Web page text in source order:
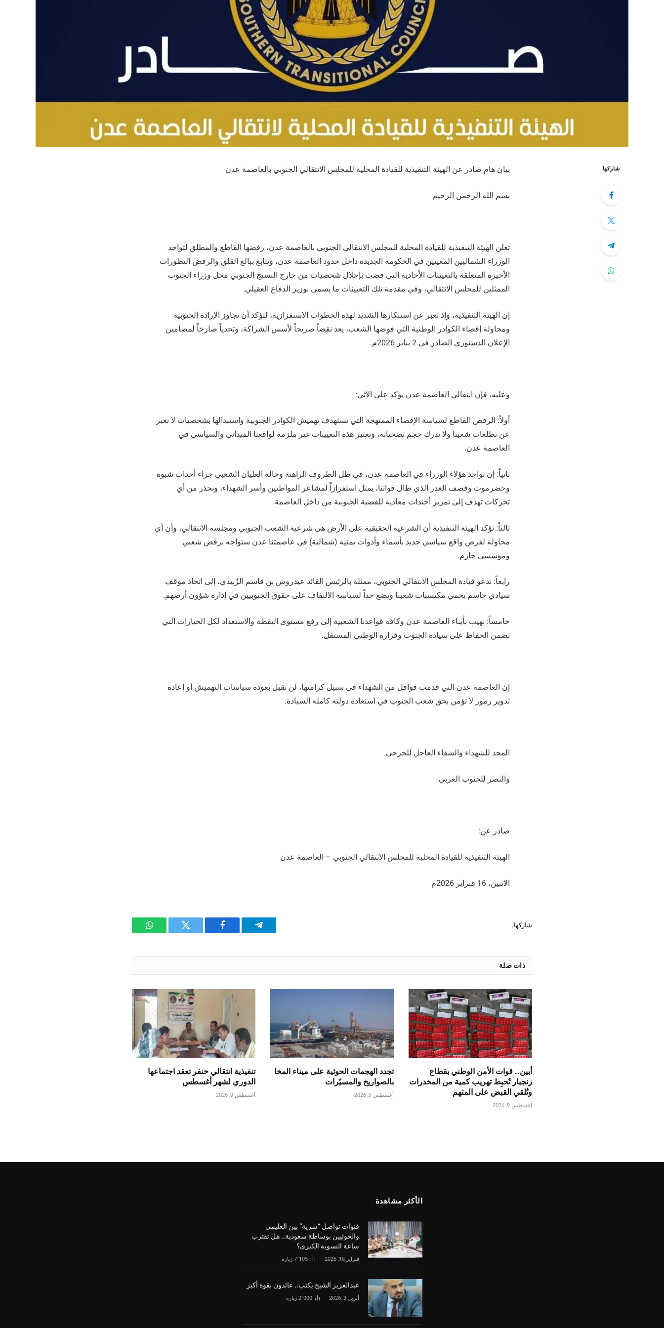
شاركها بيان هام صادر عن الهيئة التنفيذية للقيادة المحلية للمجلس الانتقالي الجنوبي بالعاصمة عدن
بسم الله الرحمن الرحيم
تعلن الهيئة التنفيذية للقيادة المحلية للمجلس الانتقالي الجنوبي بالعاصمة عدن، رفضها القاطع والمطلق لتواجد
الوزراء الشماليين المعينين في الحكومة الجديدة داخل حدود العاصمة عدن، وتتابع ببالغ القلق والرفض التطورات
الأخيرة المتعلقة بالتعيينات الأحادية التي قضت بإحلال شخصيات من خارج النسيج الجنوبي محل وزراء الجنوب
الممثلين للمجلس الانتقالي، وفي مقدمة تلك التعيينات ما يسمى بوزير الدفاع العقيلي.
إن الهيئة التنفيذية، وإذ تعبر عن استنكارها الشديد لهذه الخطوات الاستفزازية، لتؤكد أن تجاوز الإرادة الجنوبية
ومحاولة إقصاء الكوادر الوطنية التي فوضها الشعب، يعد نقضاً صريحاً لأسس الشراكة، وتحدياً صارخاً لمضامين
الإعلان الدستوري الصادر في 2 يناير 2026م.
وعليه، فإن انتقالي العاصمة عدن يؤكد على الآتي:
أولاً: الرفض القاطع لسياسة الإقصاء الممنهجة التي تستهدف تهميش الكوادر الجنوبية واستبدالها بشخصيات لا تعبر
عن تطلعات شعبنا ولا تدرك حجم تضحياته، ونعتبر هذه التعيينات غير ملزمة لواقعنا الميداني والسياسي في
العاصمة عدن.
ثانياً: إن تواجد هؤلاء الوزراء في العاصمة عدن، في ظل الظروف الراهنة وحالة الغليان الشعبي جراء أحداث شبوة
وحضرموت وقصف الغدر الذي طال قواتنا، يمثل استفزازاً لمشاعر المواطنين وأسر الشهداء، ونحذر من أي
تحركات تهدف إلى تمرير أجندات معادية للقضية الجنوبية من داخل العاصمة.
ثالثاً: تؤكد الهيئة التنفيذية أن الشرعية الحقيقية على الأرض هي شرعية الشعب الجنوبي ومجلسه الانتقالي، وأن أي
محاولة لفرض واقع سياسي جديد بأسماء وأدوات يمنية (شمالية) في عاصمتنا عدن ستواجه برفض شعبي
ومؤسسي حازم.
رابعاً: ندعو قيادة المجلس الانتقالي الجنوبي، ممثلة بالرئيس القائد عيدروس بن قاسم الزُبيدي، إلى اتخاذ موقف
سيادي حاسم يحمي مكتسبات شعبنا ويضع حداً لسياسة الالتفاف على حقوق الجنوبيين في إدارة شؤون أرضهم.
خامساً: نهيب بأبناء العاصمة عدن وكافة قواعدنا الشعبية إلى رفع مستوى اليقظة والاستعداد لكل الخيارات التي
تضمن الحفاظ على سيادة الجنوب وقراره الوطني المستقل.
إن العاصمة عدن التي قدمت قوافل من الشهداء في سبيل كرامتها، لن تقبل بعودة سياسات التهميش أو إعادة
تدوير رموز لا تؤمن بحق شعب الجنوب في استعادة دولته كاملة السيادة.
المجد للشهداء والشفاء العاجل للجرحى
والنصر للجنوب العربي
صادر عن:
الهيئة التنفيذية للقيادة المحلية للمجلس الانتقالي الجنوبي – العاصمة عدن
الاثنين، 16 فبراير 2026م
شاركها.
تيلقرام فيسبوك تويتر واتساب
ذات صلة
أبين.. قوات الأمن الوطني بقطاع
زنجبار تُحبِط تهريب كمية من المخدرات
وتُلقي القبض على المتهم
أغسطس 9, 2026
تجدد الهجمات الحوثية على ميناء المخا
بالصواريخ والمسيّرات
أغسطس 9, 2026
تنفيذية انتقالي خنفر تعقد اجتماعها
الدوري لشهر أغسطس
أغسطس 9, 2026
الأكثر مشاهدة
قنوات تواصل “سرية” بين العليمي
والحوثيين بوساطة سعودية.. هل تقترب
ساعة التسوية الكبرى؟
فبراير 18, 2026 7٬105 زيارة
‏عبدالعزيز الشيخ يكتب.. عائدون بقوة أكبر
أبريل 3, 2026 2٬000 زيارة